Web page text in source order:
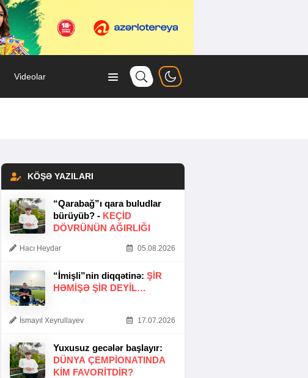
Videolar
KÖŞƏ YAZILARI
“Qarabağ”ı qara buludlar
bürüyüb? - KEÇID
DÖVRÜNÜN AĞIRLIĞI
Hacı Heydər 05.08.2026
“İmişli”nin diqqətinə: ŞIR
HƏMIŞƏ ŞIR DEYIL…
İsmayıl Xeyrullayev 17.07.2026
Yuxusuz gecələr başlayır:
DÜNYA ÇEMPIONATINDA
KIM FAVORITDIR?